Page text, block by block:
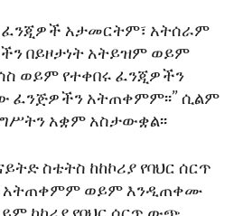
ፈንጂዎች አታመርትም፣ አትሰራም
በይዞታነት አትይዝም ወይም
ወይም የተቀበሩ ፈንጂዎችን
ፈንጅዎችን አትጠቀምም፡፡” ሲልም
አቋም አስታውቋል፡፡
ስቴትስ ከከኮሪያ የባህር ሰርጥ
አትጠቀምም ወይም እንዲጠቀሙ